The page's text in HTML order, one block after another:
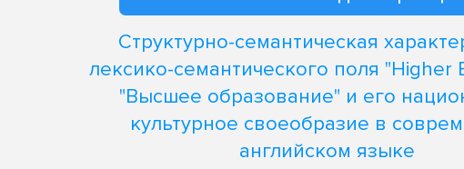
Структурно-семантическая
лексико-семантического поля "Higher
"Высшее образование" и его
культурное своеобразие в
английском языке